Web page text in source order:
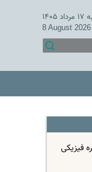
8 August 2026
فیزیکی